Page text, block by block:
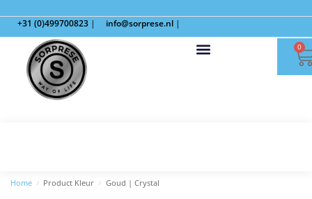
+31 (0)499700823 | info@sorprese.nl |
0
Home / Product Kleur / Goud | Crystal